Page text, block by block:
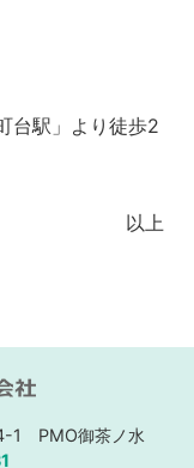
台駅」より徒歩2
以上
1
PMO御茶ノ水